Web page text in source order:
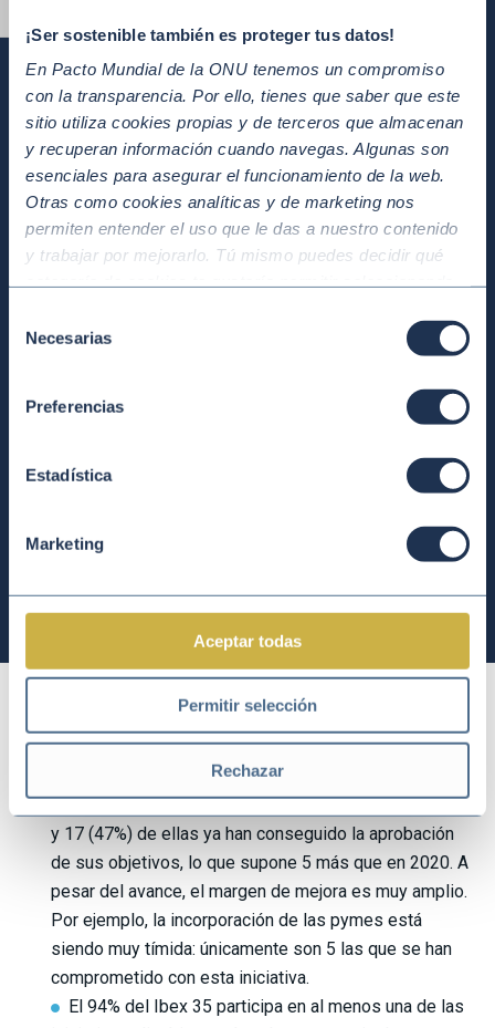
¡Ser sostenible también es proteger tus datos!
En Pacto Mundial de la ONU tenemos un compromiso
con la transparencia. Por ello, tienes que saber que este
sitio utiliza cookies propias y de terceros que almacenan
y recuperan información cuando navegas. Algunas son
esenciales para asegurar el funcionamiento de la web.
Otras como cookies analíticas y de marketing nos
permiten entender el uso que le das a nuestro contenido
y trabajar por mejorarlo. Tú mismo puedes decidir qué
quieras que recojamos ninguna información dándole al
Necesarias
Preferencias
Estadística
Marketing
Aceptar todas
Permitir selección
Rechazar
Algunas conclusiones del estudio:
En España hay 36 organizaciones adheridas al SBTi,
y 17 (47%) de ellas ya han conseguido la aprobación
de sus objetivos, lo que supone 5 más que en 2020. A
pesar del avance, el margen de mejora es muy amplio.
Por ejemplo, la incorporación de las pymes está
siendo muy tímida: únicamente son 5 las que se han
comprometido con esta iniciativa.
El 94% del Ibex 35 participa en al menos una de las